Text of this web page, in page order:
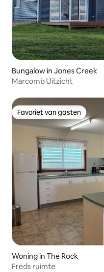
Bungalow in Jones Creek
Marcomb Uitzicht
Favoriet van gasten
Favoriet van gasten
Woning in The Rock
Freds ruimte